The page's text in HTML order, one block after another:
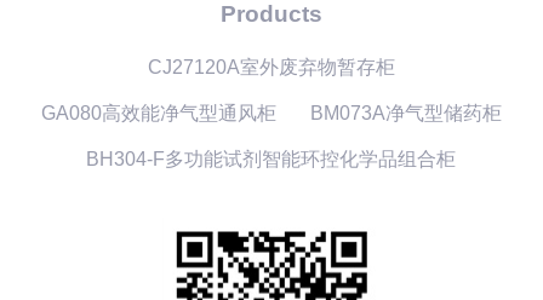
Products
CJ27120A室外废弃物暂存柜
GA080高效能净气型通风柜 BM073A净气型储药柜
BH304-F多功能试剂智能环控化学品组合柜